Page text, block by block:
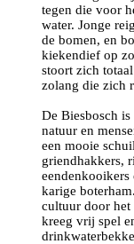
tegen die voor
water. Jonge
de bomen, en
kiekendief op
stoort zich
zolang die zich
De Biesbosch is
natuur en
een mooie
griendhakkers,
eendenkooikers
karige
cultuur door het
kreeg vrij spel